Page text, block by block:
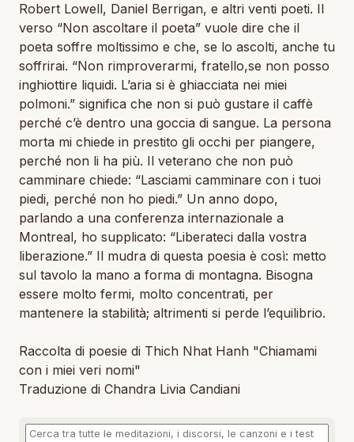
Robert Lowell, Daniel Berrigan, e altri venti poeti. Il
verso “Non ascoltare il poeta” vuole dire che il
poeta soffre moltissimo e che, se lo ascolti, anche tu
soffrirai. “Non rimproverarmi, fratello,se non posso
inghiottire liquidi. L’aria si è ghiacciata nei miei
polmoni.” significa che non si può gustare il caffè
perché c’è dentro una goccia di sangue. La persona
morta mi chiede in prestito gli occhi per piangere,
perché non li ha più. Il veterano che non può
camminare chiede: “Lasciami camminare con i tuoi
piedi, perché non ho piedi.” Un anno dopo,
parlando a una conferenza internazionale a
Montreal, ho supplicato: “Liberateci dalla vostra
liberazione.” Il mudra di questa poesia è così: metto
sul tavolo la mano a forma di montagna. Bisogna
essere molto fermi, molto concentrati, per
mantenere la stabilità; altrimenti si perde l’equilibrio.
Raccolta di poesie di Thich Nhat Hanh "Chiamami
con i miei veri nomi"
Traduzione di Chandra Livia Candiani